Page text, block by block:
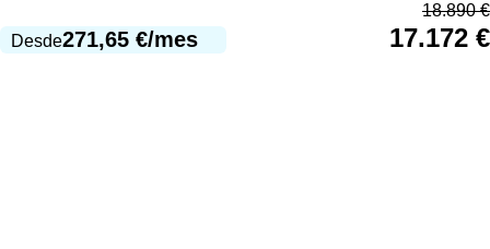
Desde271,65 €/mes
18.890€
17.172 €